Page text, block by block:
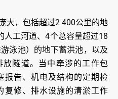
大，包括超过2 400公里的地
人工河道、4个总容量超过18
泳池）的地下蓄洪池，以及
隧道。当中牵涉的工作包
报告、机电及结构的定期检
复修、排水设施的清淤工作